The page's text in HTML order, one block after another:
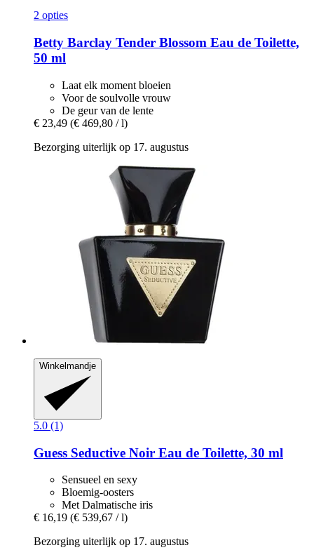
2 opties
Betty Barclay Tender Blossom Eau de Toilette,
50 ml
Laat elk moment bloeien
Voor de soulvolle vrouw
De geur van de lente
€ 23,49 (€ 469,80 / l)
Bezorging uiterlijk op 17. augustus
Winkelmandje
5.0 (1)
Guess Seductive Noir Eau de Toilette, 30 ml
Sensueel en sexy
Bloemig-oosters
Met Dalmatische iris
€ 16,19 (€ 539,67 / l)
Bezorging uiterlijk op 17. augustus